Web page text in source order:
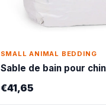
SMALL ANIMAL BEDDING
Sable de bain pour
€41,65